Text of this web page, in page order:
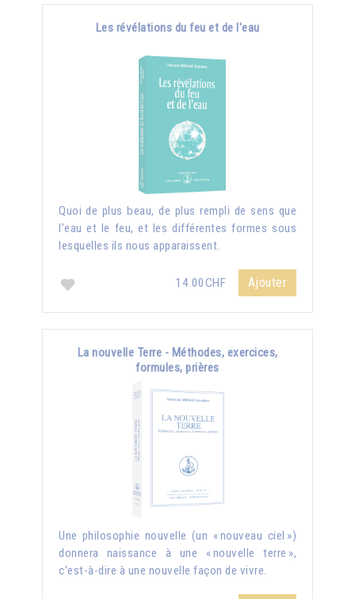
Les révélations du feu et de l'eau
Quoi de plus beau, de plus rempli de sens que
l’eau et le feu, et les différentes formes sous
lesquelles ils nous apparaissent.
14.00CHF Ajouter
La nouvelle Terre - Méthodes, exercices,
formules, prières
Une philosophie nouvelle (un « nouveau ciel »)
donnera naissance à une « nouvelle terre »,
c’est-à-dire à une nouvelle façon de vivre.